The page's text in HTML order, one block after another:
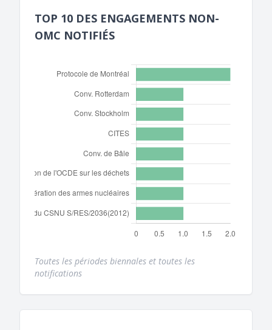
TOP 10 DES ENGAGEMENTS NON-
OMC NOTIFIÉS
Toutes les périodes biennales et toutes les
notifications